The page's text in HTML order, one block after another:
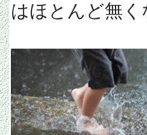
はほとんど無く